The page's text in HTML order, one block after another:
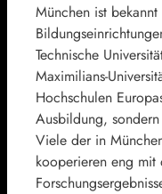
München ist
Technische
Maximilians-
Hochschulen
Ausbildung,
Viele der in
kooperieren eng